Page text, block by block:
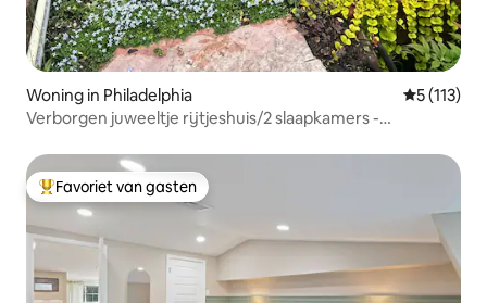
Woning in Philadelphia
5 (113)
Verborgen juweeltje rijtjeshuis/2 slaapkamers -
Topfavoriet van gasten
Favoriet van gasten